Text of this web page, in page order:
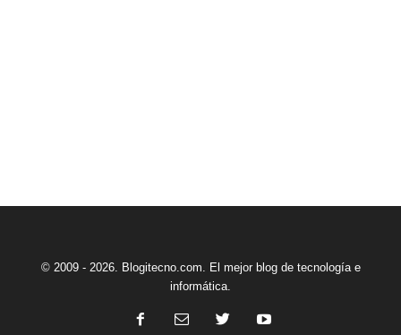
© 2009 - 2026. Blogitecno.com. El mejor blog de tecnología e
informática.